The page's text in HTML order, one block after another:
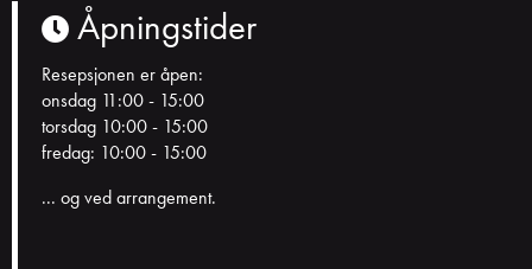
Åpningstider
Resepsjonen er åpen:
onsdag 11:00 - 15:00
torsdag 10:00 - 15:00
fredag: 10:00 - 15:00
... og ved arrangement.